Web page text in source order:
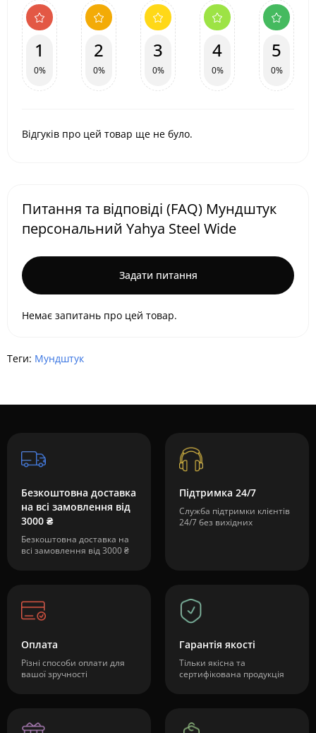
1
0%
2
0%
3
0%
4
0%
5
0%
Відгуків про цей товар ще не було.
Питання та відповіді (FAQ) Мундштук
персональний Yahya Steel Wide
Задати питання
Немає запитань про цей товар.
Теги: Мундштук
Безкоштовна доставка
на всі замовлення від
3000 ₴
Безкоштовна доставка на
всі замовлення від 3000 ₴
Підтримка 24/7
Служба підтримки клієнтів
24/7 без вихідних
Оплата
Різні способи оплати для
вашої зручності
Гарантія якості
Тільки якісна та
сертифікована продукція